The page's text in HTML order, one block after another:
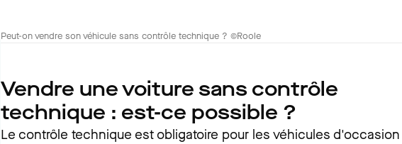
Peut-on vendre son véhicule sans contrôle technique ? ©Roole
Vendre une voiture sans contrôle
technique : est-ce possible ?
Le contrôle technique est obligatoire pour les véhicules